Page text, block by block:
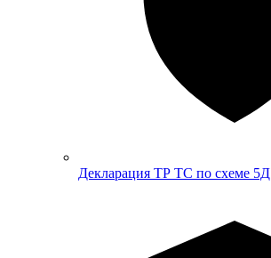
Декларация ТР ТС по схеме 5Д